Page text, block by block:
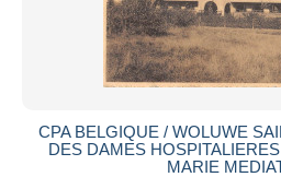
CPA BELGIQUE / WOLUWE
DES DAMES
MARIE